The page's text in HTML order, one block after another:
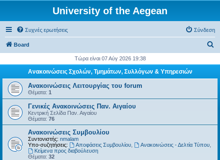
University of the Aegean
Συχνές ερωτήσεις Σύνδεση
Board
ζ
σ
Τώρα είναι 07 Αύγ 2026 19:38
Ανακοινώσεις Σχολών, Τμημάτων, Συλλόγων & Υπηρεσιών
Ανακοινώσεις Λειτουργίας του forum
Θέματα: 1
Γενικές Ανακοινώσεις Παν. Αιγαίου
Κεντρική Σελίδα Παν. Αιγαίου
Θέματα: 76
Ανακοινώσεις Συμβουλίου
Συντονιστής: nmalam
Υπο-συζητήσεις:
Αποφάσεις Συμβουλίου, Ανακοινώσεις - Δελτία Τύπου,
Kείμενα προς διαβούλευση
Θέματα: 32